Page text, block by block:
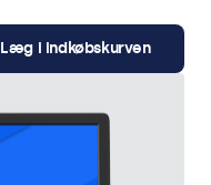
Læg i indkøbskurven